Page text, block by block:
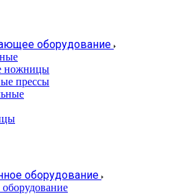
оборудование
ножницы
прессы
оборудование